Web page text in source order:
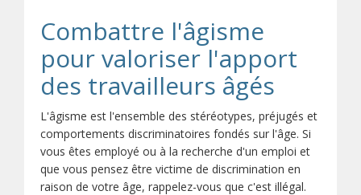
Combattre l'âgisme
pour valoriser l'apport
des travailleurs âgés
L'âgisme est l'ensemble des stéréotypes, préjugés et
comportements discriminatoires fondés sur l'âge. Si
vous êtes employé ou à la recherche d'un emploi et
que vous pensez être victime de discrimination en
raison de votre âge, rappelez-vous que c'est illégal.